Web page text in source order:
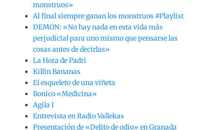
monstruos»
Al final siempre ganan los monstruos #Playlist
DEMON: «No hay nada en esta vida más
perjudicial para uno mismo que pensarse las
cosas antes de decirlas»
La Hora de Padri
Killin Bananas
El esqueleto de una viñeta
Bonico «Medicina»
Agila I
Entrevista en Radio Vallekas
Presentación de «Delito de odio» en Granada